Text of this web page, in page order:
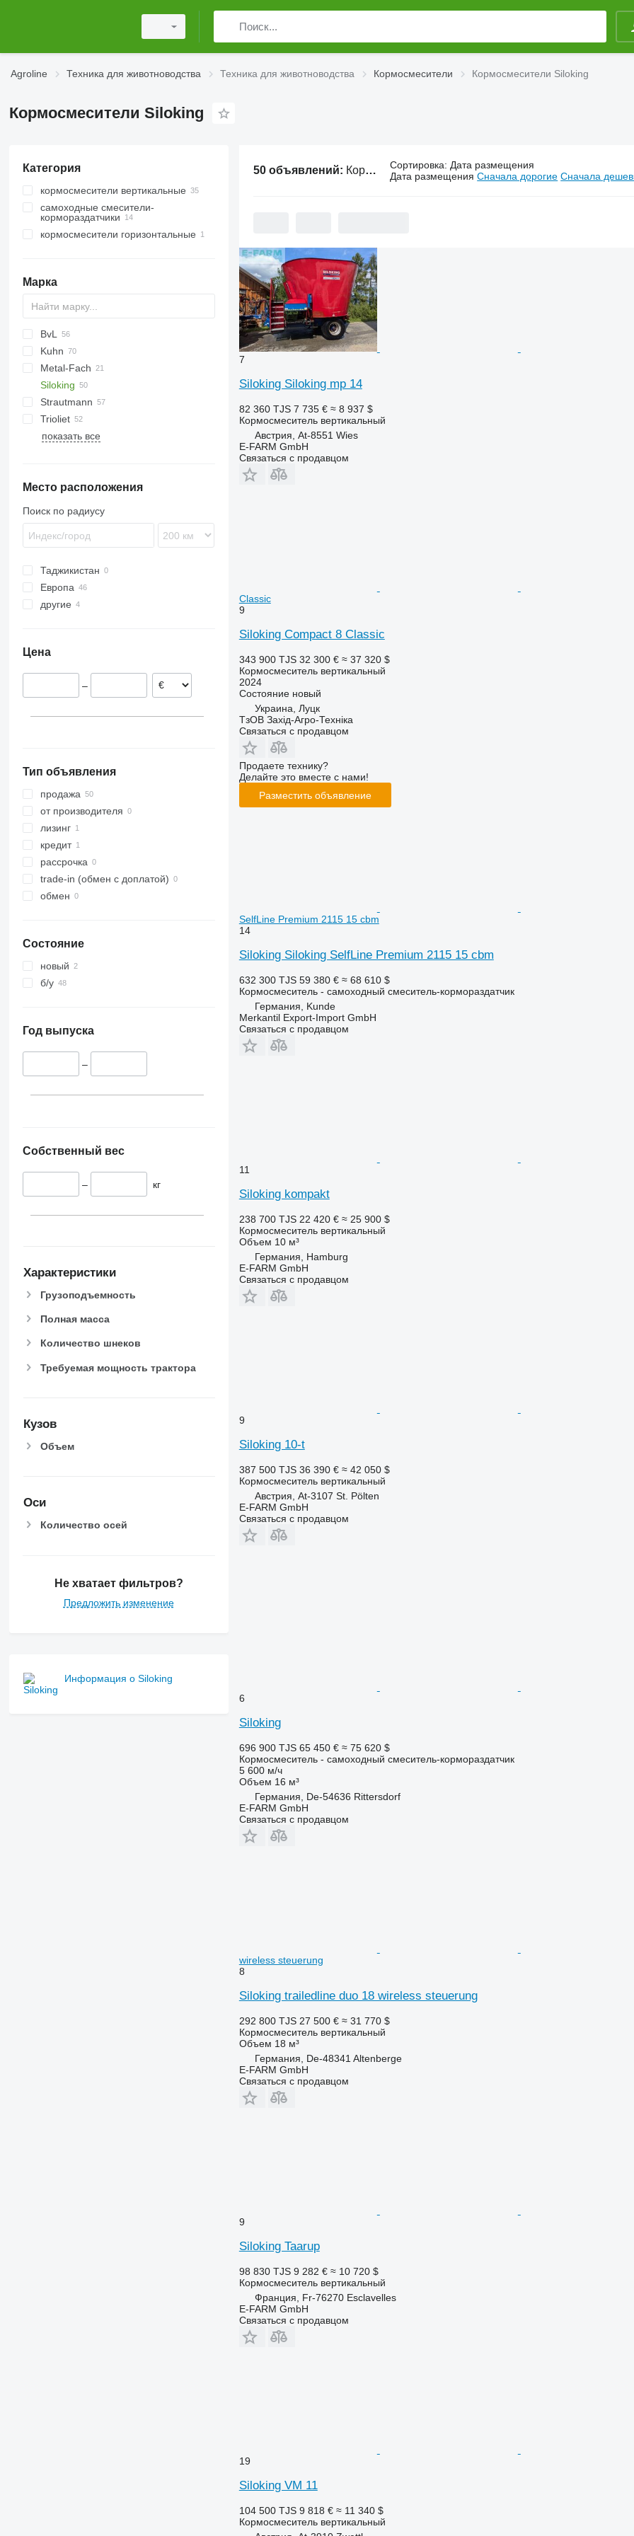
Agroline Техника для животноводства Техника для животноводства Кормосмесители Кормосмесители Siloking
Кормосмесители Siloking
Категория
кормосмесители вертикальные
самоходные смесители-
кормораздатчики
кормосмесители горизонтальные
Марка
BvL
V-MIX
TMR
MF
SB
VM
Kuhn
Euromix
Profile
SPV Power
Metal-Fach
VMP
Sam
Gulliver
Koala
Siloking
SelfLine
TrailedLine
Premier Maxi
Dunker
Strautmann
Verti-Mix
VM
MV
Trioliet
Gigant
Triomix
показать все
Место расположения
Поиск по радиусу
Таджикистан
Европа
Германия
Словакия
другие
Цена
–
Тип объявления
продажа
от производителя
лизинг
кредит
рассрочка
trade-in (обмен с доплатой)
обмен
Состояние
новый
б/у
Год выпуска
–
Собственный вес
– кг
Характеристики
Грузоподъемность
Полная масса
Количество шнеков
Требуемая мощность трактора
Кузов
Объем
Оси
Количество осей
Не хватает фильтров?
Предложить изменение
Информация о Siloking
50 объявлений: Кормосмесители Siloking Сортировка: Дата размещения
Дата размещения Сначала дорогие Сначала
7
Siloking Siloking mp 14
82 360 TJS 7 735 € ≈ 8 937 $
Кормосмеситель вертикальный
Австрия, At-8551 Wies
E-FARM GmbH
Связаться с продавцом
Classic
9
Siloking Compact 8 Classic
343 900 TJS 32 300 € ≈ 37 320 $
Кормосмеситель вертикальный
2024
Состояниеновый
Украина, Луцк
ТзОВ Захід-Агро-Техніка
Связаться с продавцом
Продаете технику?
Делайте это вместе с нами!
Разместить объявление
SelfLine Premium 2115 15 cbm
14
Siloking Siloking SelfLine Premium 2115 15 cbm
632 300 TJS 59 380 € ≈ 68 610 $
Кормосмеситель - самоходный смеситель-кормораздатчик
Германия, Kunde
Merkantil Export-Import GmbH
Связаться с продавцом
11
Siloking kompakt
238 700 TJS 22 420 € ≈ 25 900 $
Кормосмеситель вертикальный
Объем 10 м³
Германия, Hamburg
E-FARM GmbH
Связаться с продавцом
9
Siloking 10-t
387 500 TJS 36 390 € ≈ 42 050 $
Кормосмеситель вертикальный
Австрия, At-3107 St. Pölten
E-FARM GmbH
Связаться с продавцом
6
Siloking
696 900 TJS 65 450 € ≈ 75 620 $
Кормосмеситель - самоходный смеситель-кормораздатчик
5 600 м/ч
Объем 16 м³
Германия, De-54636 Rittersdorf
E-FARM GmbH
Связаться с продавцом
wireless steuerung
8
Siloking trailedline duo 18 wireless steuerung
292 800 TJS 27 500 € ≈ 31 770 $
Кормосмеситель вертикальный
Объем 18 м³
Германия, De-48341 Altenberge
E-FARM GmbH
Связаться с продавцом
9
Siloking Taarup
98 830 TJS 9 282 € ≈ 10 720 $
Кормосмеситель вертикальный
Франция, Fr-76270 Esclavelles
E-FARM GmbH
Связаться с продавцом
19
Siloking VM 11
104 500 TJS 9 818 € ≈ 11 340 $
Кормосмеситель вертикальный